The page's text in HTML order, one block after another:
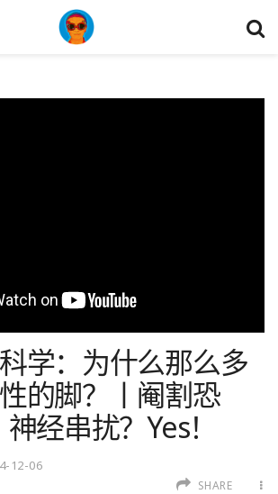
学：为什么那么多
的脚？丨阉割恐
经串扰？Yes！
12-06
SHARE